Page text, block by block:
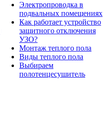
Электропроводка в
подвальных помещениях
Как работает устройство
защитного отключения
УЗО?
Монтаж теплого пола
Виды теплого пола
Выбираем
полотенцесушитель